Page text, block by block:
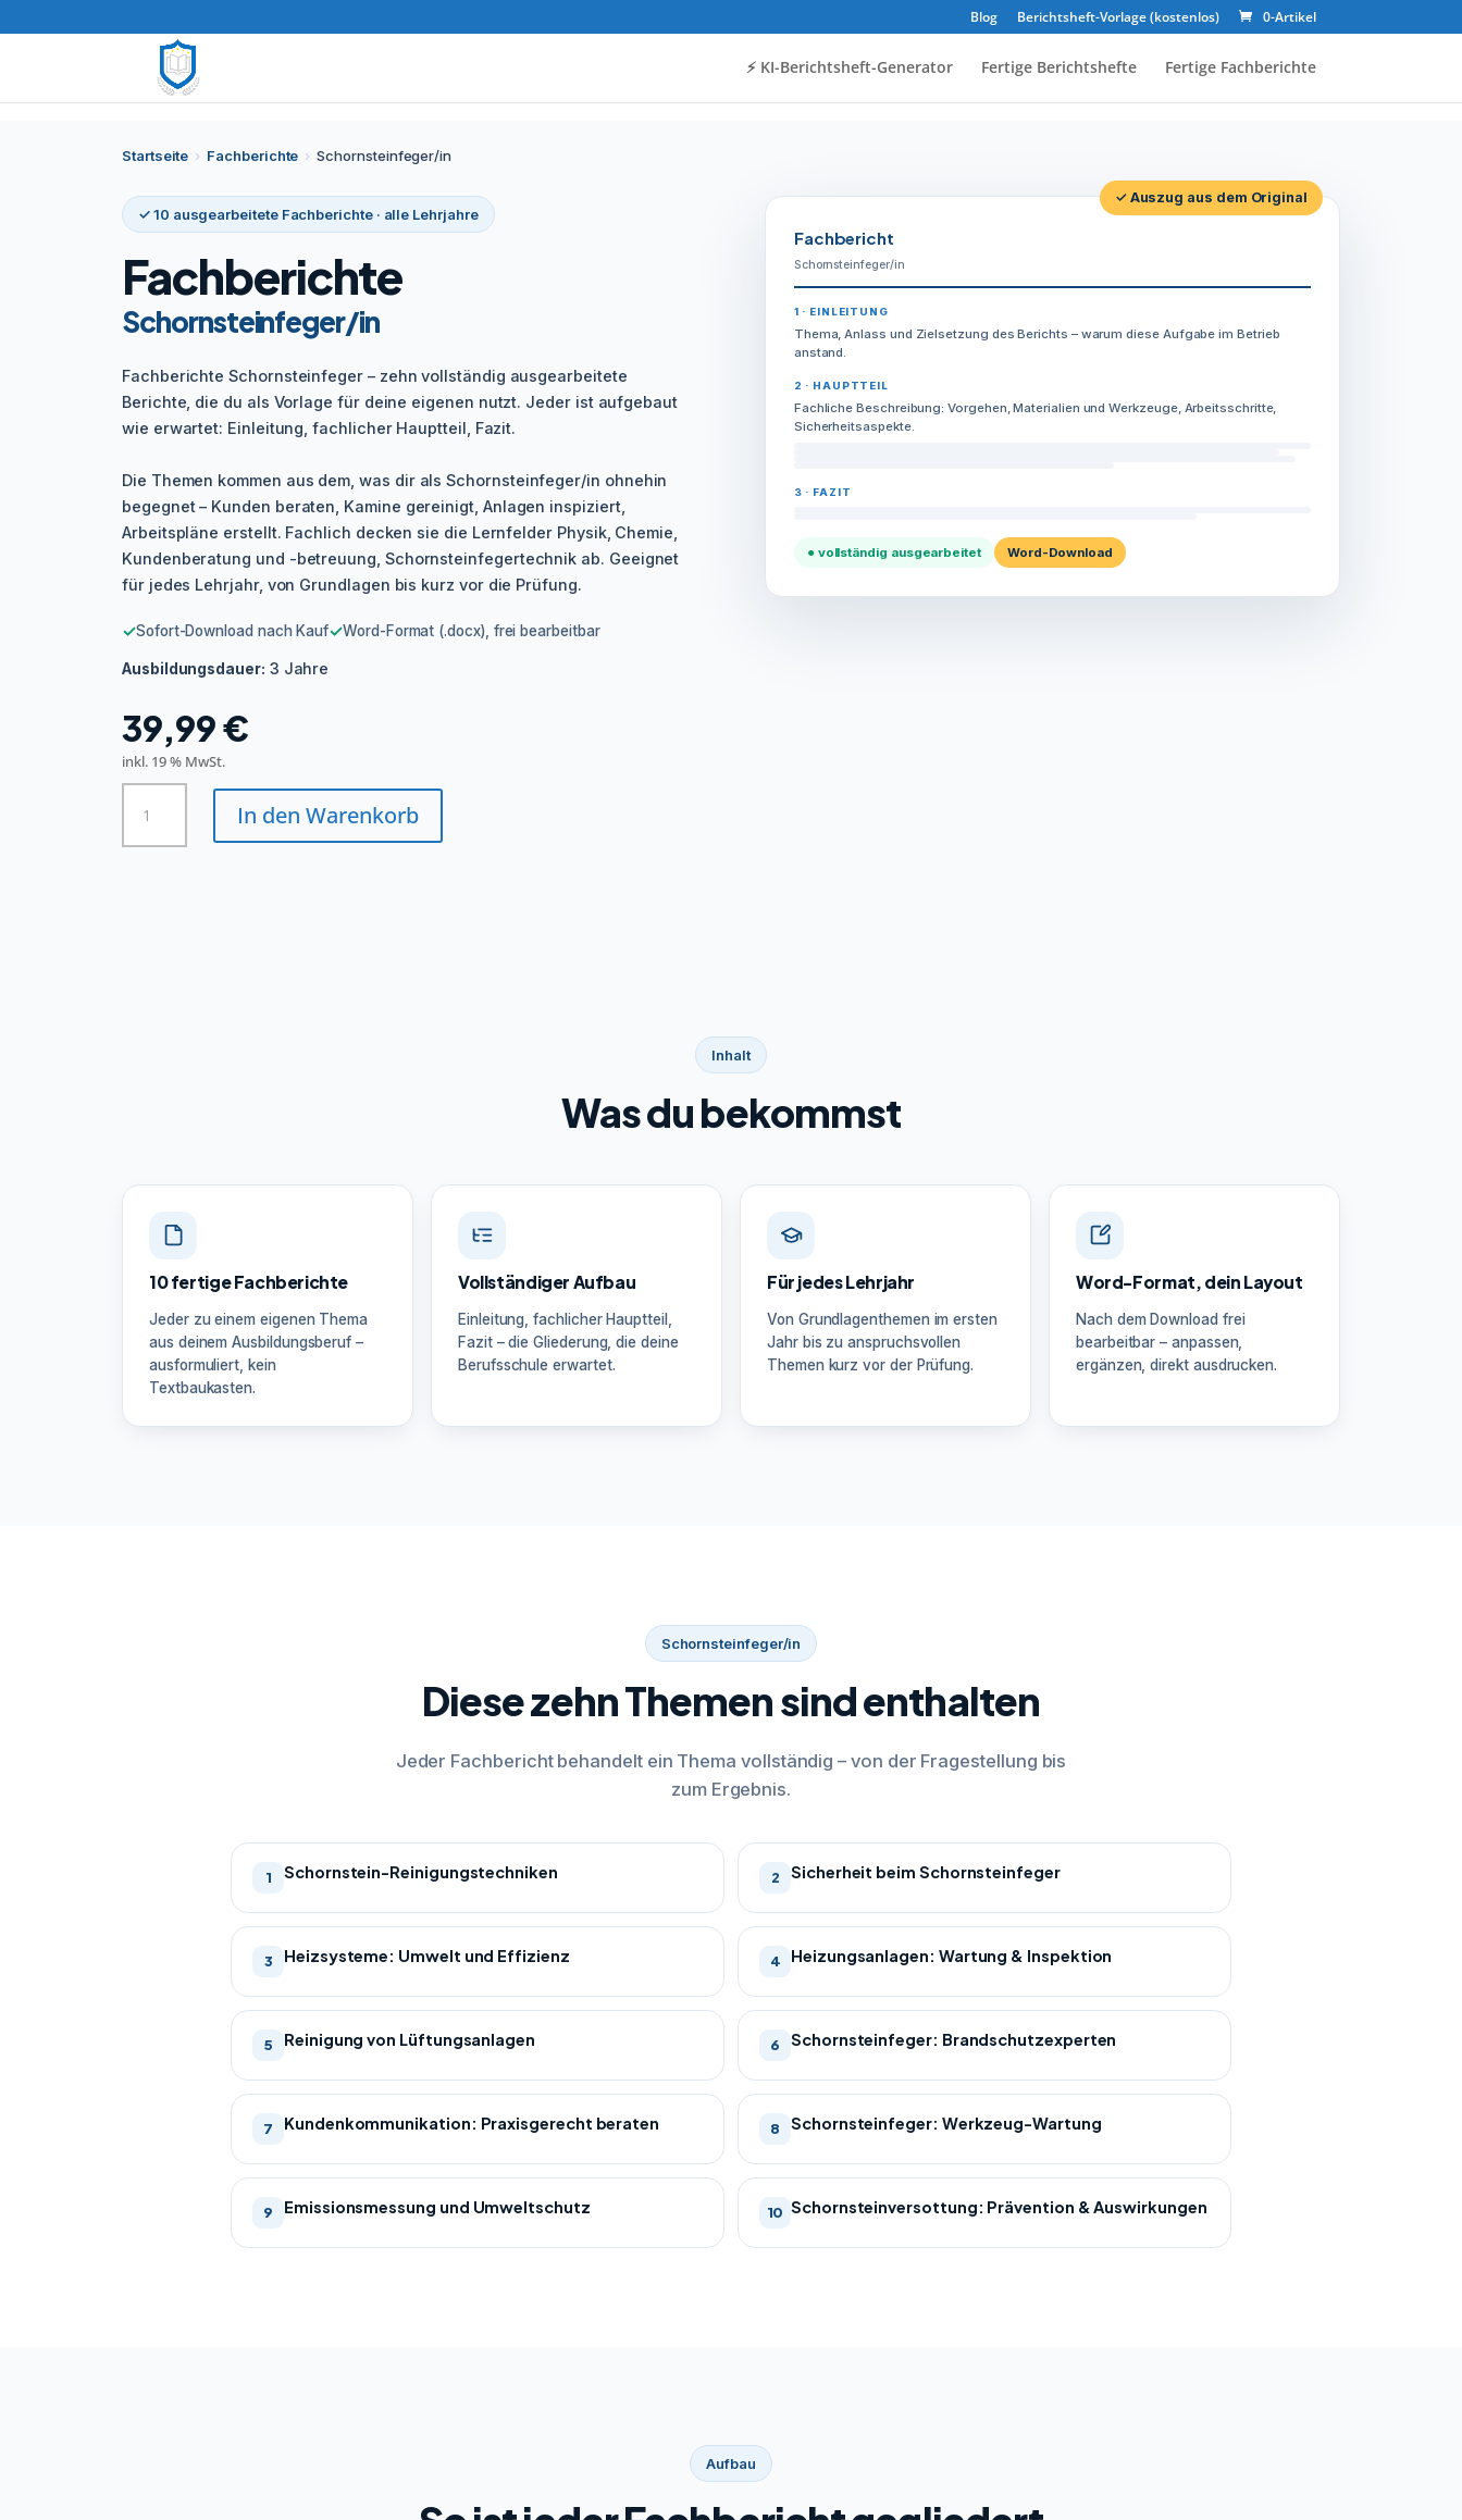
Blog Berichtsheft-Vorlage (kostenlos) 0-Artikel
⚡️ KI-Berichtsheft-Generator Fertige Berichtshefte Fertige Fachberichte
Startseite › Fachberichte › Schornsteinfeger/in
✓ 10 ausgearbeitete Fachberichte · alle Lehrjahre
Fachberichte
Schornsteinfeger/in
Fachberichte Schornsteinfeger – zehn vollständig ausgearbeitete
Berichte, die du als Vorlage für deine eigenen nutzt. Jeder ist aufgebaut
wie erwartet: Einleitung, fachlicher Hauptteil, Fazit.
Die Themen kommen aus dem, was dir als Schornsteinfeger/in ohnehin
begegnet – Kunden beraten, Kamine gereinigt, Anlagen inspiziert,
Arbeitspläne erstellt. Fachlich decken sie die Lernfelder Physik, Chemie,
Kundenberatung und -betreuung, Schornsteinfegertechnik ab. Geeignet
für jedes Lehrjahr, von Grundlagen bis kurz vor die Prüfung.
✓Sofort-Download nach Kauf✓Word-Format (.docx), frei bearbeitbar
Ausbildungsdauer: 3 Jahre
39,99€
inkl. 19 % MwSt.
Schornsteinfeger/in
Menge
In den Warenkorb
✓ Auszug aus dem Original
Fachbericht
Schornsteinfeger/in
1 · EINLEITUNG
Thema, Anlass und Zielsetzung des Berichts – warum diese Aufgabe im Betrieb
anstand.
2 · HAUPTTEIL
Fachliche Beschreibung: Vorgehen, Materialien und Werkzeuge, Arbeitsschritte,
Sicherheitsaspekte.
3 · FAZIT
● vollständig ausgearbeitet Word-Download
Inhalt
Was du bekommst
10 fertige Fachberichte
Jeder zu einem eigenen Thema
aus deinem Ausbildungsberuf –
ausformuliert, kein
Textbaukasten.
Vollständiger Aufbau
Einleitung, fachlicher Hauptteil,
Fazit – die Gliederung, die deine
Berufsschule erwartet.
Für jedes Lehrjahr
Von Grundlagenthemen im ersten
Jahr bis zu anspruchsvollen
Themen kurz vor der Prüfung.
Word-Format, dein Layout
Nach dem Download frei
bearbeitbar – anpassen,
ergänzen, direkt ausdrucken.
Schornsteinfeger/in
Diese zehn Themen sind enthalten
Jeder Fachbericht behandelt ein Thema vollständig – von der Fragestellung bis
zum Ergebnis.
1 Schornstein-Reinigungstechniken 2 Sicherheit beim Schornsteinfeger
3 Heizsysteme: Umwelt und Effizienz 4 Heizungsanlagen: Wartung & Inspektion
5 Reinigung von Lüftungsanlagen 6 Schornsteinfeger: Brandschutzexperten
7 Kundenkommunikation: Praxisgerecht beraten 8 Schornsteinfeger: Werkzeug-Wartung
9 Emissionsmessung und Umweltschutz 10 Schornsteinversottung: Prävention & Auswirkungen
Aufbau